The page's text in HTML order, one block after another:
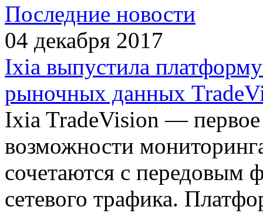
Последние новости
04 декабря 2017
Ixia выпустила
рыночных данных
Ixia TradeVision — первое
возможности
сочетаются с передовым
сетевого трафика.